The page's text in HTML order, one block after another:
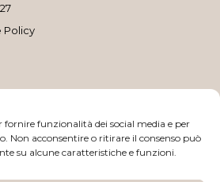
funzionalità dei social media e per
Non acconsentire o ritirare il consenso può
su alcune caratteristiche e funzioni.
Policy